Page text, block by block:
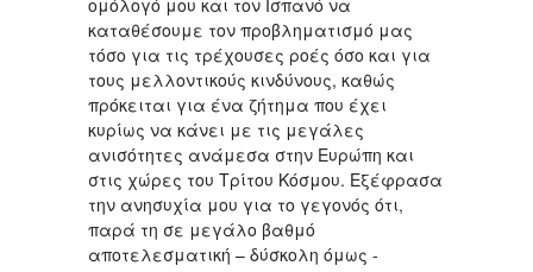
καταθέσουμε τον προβληματισμό μας
τόσο για τις τρέχουσες ροές όσο και για
τους μελλοντικούς κινδύνους, καθώς
πρόκειται για ένα ζήτημα που έχει
κυρίως να κάνει με τις μεγάλες
ανισότητες ανάμεσα στην Ευρώπη και
στις χώρες του Τρίτου Κόσμου. Εξέφρασα
την ανησυχία μου για το γεγονός ότι,
παρά τη σε μεγάλο βαθμό
αποτελεσματική – δύσκολη όμως -